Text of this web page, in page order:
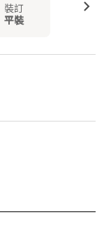
裝訂
平裝